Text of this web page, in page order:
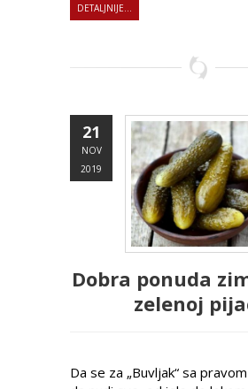
DETALJNIJE...
21
NOV
2019
Dobra ponuda
zelenoj
Da se za „Buvljak“ sa